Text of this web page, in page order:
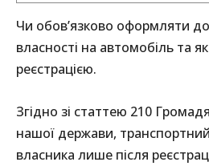
Чи обов’язково оформляти
власності на автомобіль та
реєстрацією.
Згідно зі статтею 210
нашої держави,
власника лише після